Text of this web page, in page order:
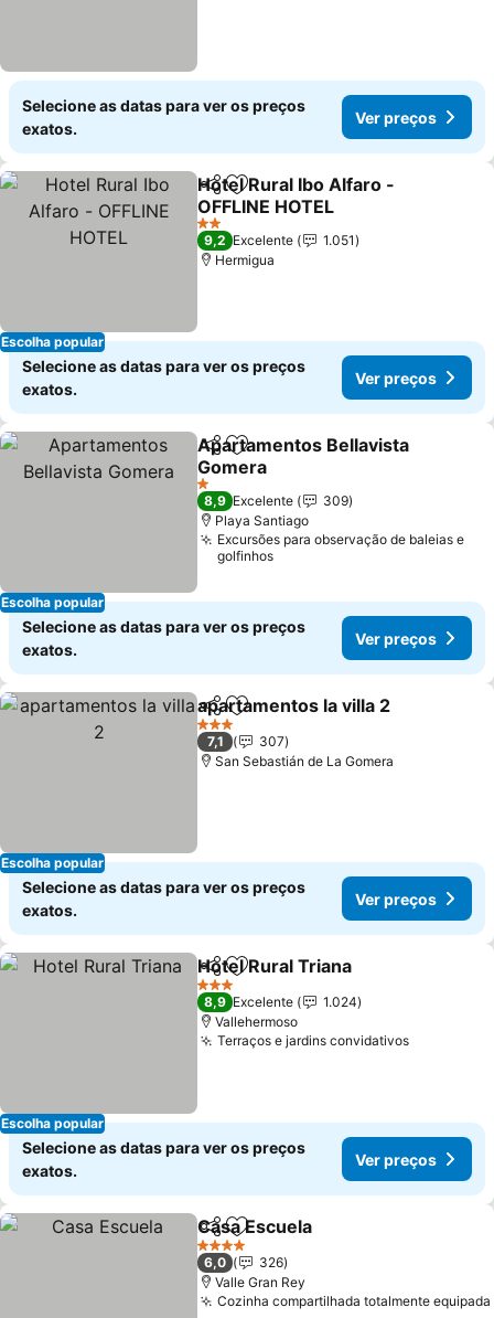
Selecione as datas para ver os preços
exatos.
Ver preços
Escolha popular
PartilharAdicionar aos favoritos
Hotel Rural Ibo Alfaro -
OFFLINE HOTEL
Ver preços
2 Estrelas
9,2 Excelente
1.051
Hermigua
Selecione as datas para ver os preços
exatos.
Ver preços
Escolha popular
PartilharAdicionar aos favoritos
Apartamentos Bellavista
Gomera
Ver preços
1 Estrelas
8,9 Excelente
309
Playa Santiago
Excursões para observação de baleias e
golfinhos
Selecione as datas para ver os preços
exatos.
Ver preços
Escolha popular
PartilharAdicionar aos favoritos
apartamentos la villa 2
3 Estrelas
7,1
307
San Sebastián de La Gomera
Selecione as datas para ver os preços
exatos.
Ver preços
Escolha popular
PartilharAdicionar aos favoritos
Hotel Rural Triana
3 Estrelas
8,9 Excelente
1.024
Vallehermoso
Terraços e jardins convidativosVer
Selecione as datas para ver os preços
exatos.
Ver preços
PartilharAdicionar aos favoritos
Casa Escuela
4 Estrelas
6,0
326
Valle Gran Rey
Cozinha compartilhada totalmente equipada